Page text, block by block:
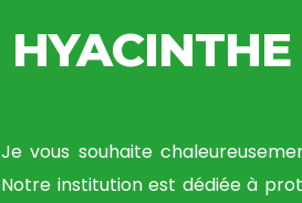
Je vous souhaite
Notre institution est dédiée à